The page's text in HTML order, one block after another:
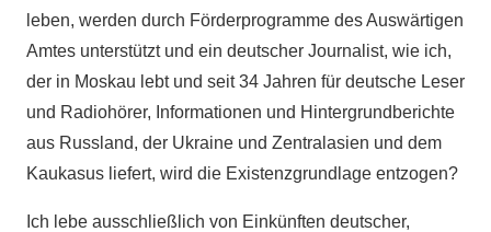
leben, werden durch Förderprogramme des Auswärtigen
Amtes unterstützt und ein deutscher Journalist, wie ich,
der in Moskau lebt und seit 34 Jahren für deutsche Leser
und Radiohörer, Informationen und Hintergrundberichte
aus Russland, der Ukraine und Zentralasien und dem
Kaukasus liefert, wird die Existenzgrundlage entzogen?
Ich lebe ausschließlich von Einkünften deutscher,